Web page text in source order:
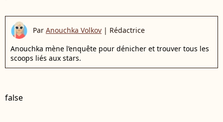
Par Anouchka Volkov | Rédactrice
Anouchka mène l’enquête pour dénicher et trouver tous les
scoops liés aux stars.
false